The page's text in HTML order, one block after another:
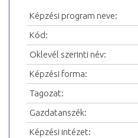
Képzési program neve:
Kód:
Oklevél szerinti név:
Képzési forma:
Tagozat:
Gazdatanszék:
Képzési intézet: